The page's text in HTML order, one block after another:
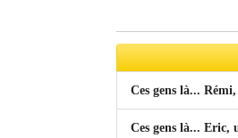
Ces gens là...
Ces gens là...